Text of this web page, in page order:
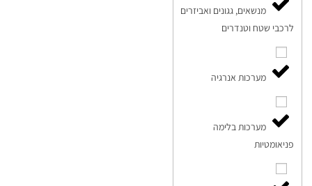
מנשאים, גגונים ואביזרים
לרכבי שטח וטנדרים
מערכות אנרגיה
מערכות בלימה
פניאומטיות